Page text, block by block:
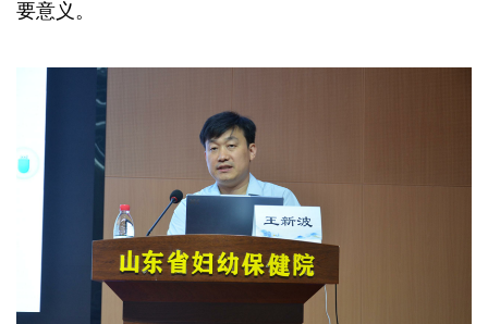
要意义。